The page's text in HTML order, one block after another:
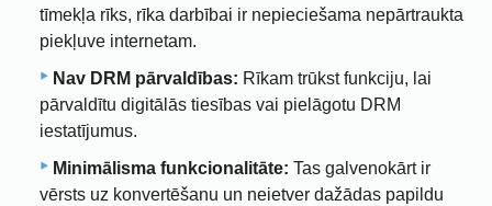
tīmekļa rīks, rīka darbībai ir nepieciešama nepārtraukta
piekļuve internetam.
Nav DRM pārvaldības: Rīkam trūkst funkciju, lai
pārvaldītu digitālās tiesības vai pielāgotu DRM
iestatījumus.
Minimālisma funkcionalitāte: Tas galvenokārt ir
vērsts uz konvertēšanu un neietver dažādas papildu